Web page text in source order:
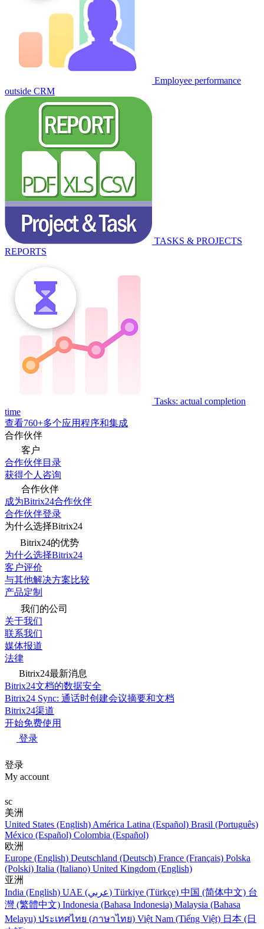
Employee performance
outside CRM
TASKS & PROJECTS
REPORTS
Tasks: actual completion
time
查看760+多个应用程序和集成
合作伙伴
客户
合作伙伴目录
获得个人咨询
合作伙伴
成为Bitrix24合作伙伴
合作伙伴登录
为什么选择Bitrix24
Bitrix24的优势
为什么选择Bitrix24
客户评价
与其他解决方案比较
产品定制
我们的公司
关于我们
联系我们
媒体报道
法律
Bitrix24最新消息
Bitrix24文档的数据安全
Bitrix24 Sync: 通话时创建会议摘要和文档
Bitrix24渠道
开始免费使用
登录
登录
My account
sc
美洲
United States (English) América Latina (Español) Brasil (Português)
México (Español) Colombia (Español)
欧洲
Europe (English) Deutschland (Deutsch) France (Français) Polska
(Polski) Italia (Italiano) United Kingdom (English)
亚洲
India (English)
UAE (عربي) Türkiye (Türkçe) 中国 (简体中文) 台
灣 (繁體中文) Indonesia (Bahasa Indonesia) Malaysia (Bahasa
Melayu) ประเทศไทย (ภาษาไทย) Việt Nam (Tiếng Việt) 日本 (日